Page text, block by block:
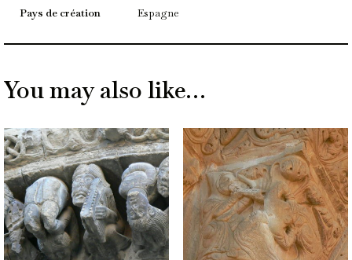
Pays de création Espagne
You may also like…